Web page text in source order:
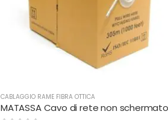
CABLAGGIO RAME FIBRA OTTICA